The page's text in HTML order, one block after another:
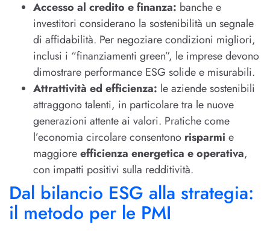
Accesso al credito e finanza: banche e
investitori considerano la sostenibilità un segnale
di affidabilità. Per negoziare condizioni migliori,
inclusi i “finanziamenti green”, le imprese devono
dimostrare performance ESG solide e misurabili.
Attrattività ed efficienza: le aziende sostenibili
attraggono talenti, in particolare tra le nuove
generazioni attente ai valori. Pratiche come
l’economia circolare consentono risparmi e
maggioreefficienza energetica e operativa,
con impatti positivi sulla redditività.
Dal bilancio ESG alla strategia:
il metodo per le PMI